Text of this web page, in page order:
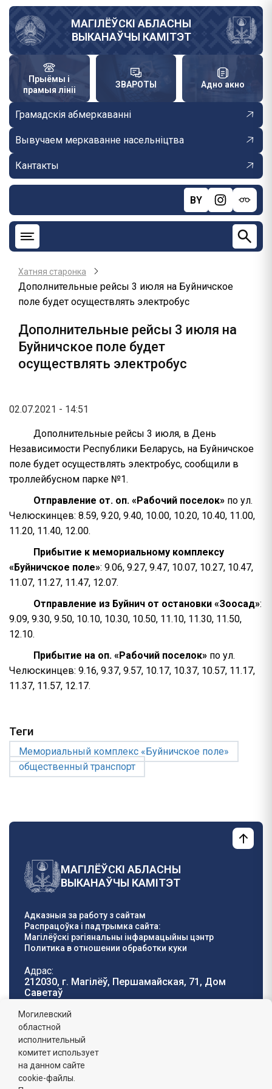
Skip
main
content
МАГІЛЁЎСКІ АБЛАСНЫ
ВЫКАНАЎЧЫ КАМІТЭТ
Прыёмы і
прамыя лініі
ЗВАРОТЫ Адно акно
Грамадскія абмеркаванні
Вывучаем меркаванне насельніцтва
Кантакты
BY
Хатняя старонка
Дополнительные рейсы 3 июля на Буйничское
поле будет осуществлять электробус
Дополнительные рейсы 3 июля на
Буйничское поле будет
осуществлять электробус
02.07.2021 - 14:51
Дополнительные рейсы 3 июля, в День
Независимости Республики Беларусь, на Буйничское
поле будет осуществлять электробус, сообщили в
троллейбусном парке №1.
Отправление от. оп. «Рабочий поселок» по ул.
Челюскинцев: 8.59, 9.20, 9.40, 10.00, 10.20, 10.40, 11.00,
11.20, 11.40, 12.00.
Прибытие к мемориальному комплексу
«Буйничское поле»: 9.06, 9.27, 9.47, 10.07, 10.27, 10.47,
11.07, 11.27, 11.47, 12.07.
Отправление из Буйнич от остановки «Зоосад»:
9.09, 9.30, 9.50, 10.10, 10.30, 10.50, 11.10, 11.30, 11.50,
12.10.
Прибытие на оп. «Рабочий поселок» по ул.
Челюскинцев: 9.16, 9.37, 9.57, 10.17, 10.37, 10.57, 11.17,
11.37, 11.57, 12.17.
Теги
Мемориальный комплекс «Буйничское поле»
общественный транспорт
МАГІЛЁЎСКІ АБЛАСНЫ
ВЫКАНАЎЧЫ КАМІТЭТ
Адказныя за работу з сайтам
Распрацоўка і падтрымка сайта:
Магілёўскі рэгіянальны інфармацыйны цэнтр
Политика в отношении обработки куки
Адрас:
212030, г. Магілёў, Першамайская, 71, Дом
Саветаў
Тэлефон гарачай
лініі:
8 (0222) 71-32-55
Графік работы:
пн-пт: 8.00 - 17.00, сб-н: выхадны,
абедзенны перапынак: 13:00 - 14:00
Могилевский
областной
исполнительный
комитет использует
на данном сайте
cookie-файлы.